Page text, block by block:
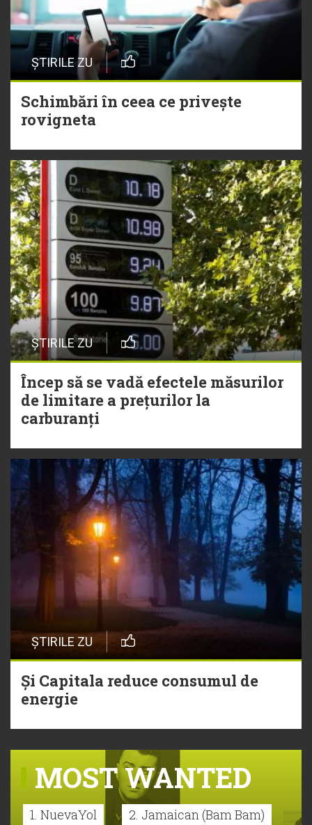
ȘTIRILE ZU
Schimbări în ceea ce privește
rovigneta
ȘTIRILE ZU
Încep să se vadă efectele măsurilor
de limitare a prețurilor la
carburanți
ȘTIRILE ZU
Și Capitala reduce consumul de
energie
MOST WANTED
1. NuevaYol 2. Jamaican (Bam Bam)